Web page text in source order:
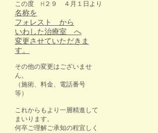
この度 H２９ ４月１日より
名称を
フォレスト から
いわした治療室 へ
変更させていただきま
す。
その他の変更はございませ
ん。
（施術、料金、電話番号
等）
これからもより一層精進して
まいります。
何卒ご理解ご承知の程宜しく